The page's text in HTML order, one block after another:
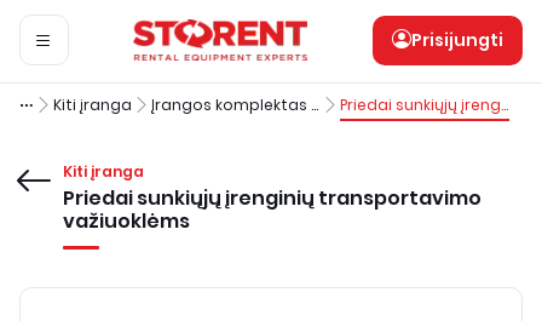
Prisijungti
Kiti įranga Įrangos komplektas įvairių medžiagų transportavimui Priedai sunkiųjų įrenginių transportavimo važiuoklėms
Kiti įranga
Priedai sunkiųjų įrenginių transportavimo
važiuoklėms